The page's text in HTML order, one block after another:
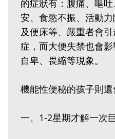
的症狀有：腹痛、嘔
安、食慾不振、活動
及便床等、嚴重者會
症，而大便失禁也會
自卑、畏縮等現象。
機能性便秘的孩子則還
一、1-2星期才解一次